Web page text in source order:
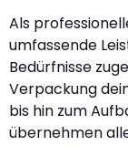
Als
umfassende
Bedürfnisse
Verpackung
bis hin zum
übernehmen